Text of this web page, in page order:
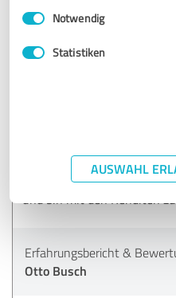
Impressum
Einwilligungsauswahl
Notwendig
Statistiken
AUSWAHL
Vielen lieben Dank Konrad
Bewertung! Ich werde auch
Hab seit fast 10 Jahren bei
und bin mit den Renditen
Erfahrungsbericht &
Otto Busch